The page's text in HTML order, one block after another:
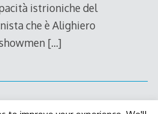
istrioniche del
che è Alighiero
[…]